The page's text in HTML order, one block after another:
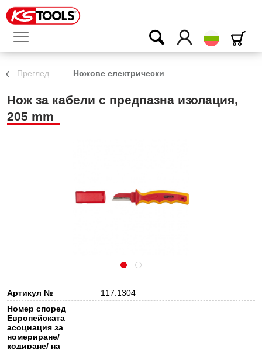
български
Преглед Ножове електрически
Нож за кабели с предпазна изолация,
205 mm
Артикул №
117.1304
Номер според
Европейската
асоциация за
номериране/
кодиране/ на